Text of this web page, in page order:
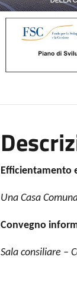
Efficientamento
Una Casa
Convegno
Sala consiliare –